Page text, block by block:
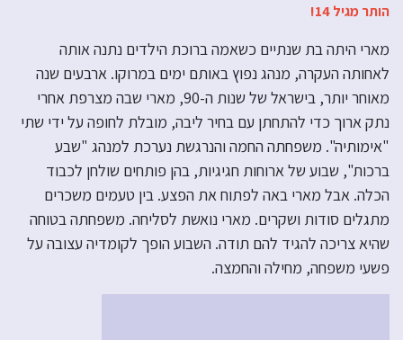
הותר מגיל 14!
מארי היתה בת שנתיים כשאמה ברוכת הילדים נתנה אותה
לאחותה העקרה, מנהג נפוץ באותם ימים במרוקו. ארבעים שנה
מאוחר יותר, בישראל של שנות ה-90, מארי שבה מצרפת אחרי
נתק ארוך כדי להתחתן עם בחיר ליבה, מובלת לחופה על ידי שתי
"אימותיה". משפחתה החמה והנרגשת נערכת למנהג "שבע
ברכות", שבוע של ארוחות חגיגיות, בהן פותחים שולחן לכבוד
הכלה. אבל מארי באה לפתוח את הפצע. בין טעמים משכרים
מתגלים סודות ושקרים. מארי נואשת לסליחה. משפחתה בטוחה
שהיא צריכה להגיד להם תודה. השבוע הופך לקומדיה עצובה על
פשעי משפחה, מחילה והחמצה.